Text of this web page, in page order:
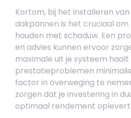
Kortom, bij het installeren
dakpannen is het cruciaal
houden met schaduw. Een
en advies kunnen ervoor
maximale uit je systeem
prestatieproblemen
factor in overweging te
zorgen dat je investering in
optimaal rendement oplevert.